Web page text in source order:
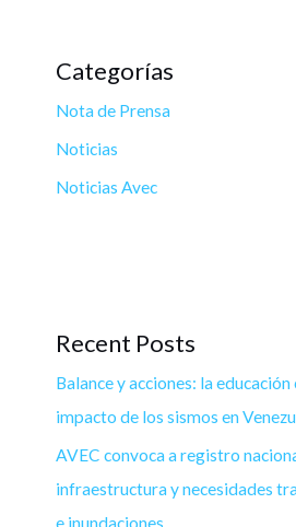
Categorías
Nota de Prensa
Noticias
Noticias Avec
Recent Posts
Balance y acciones: la
impacto de los sismos en
AVEC convoca a registro
infraestructura y necesidades
e inundaciones